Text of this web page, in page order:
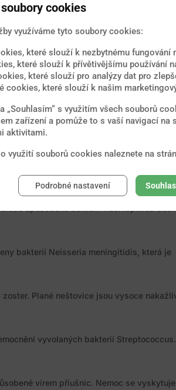
Podle statistik Světové zdravotnické
způsobené virem dengue. Označení
vyvolané bakteriemi rodu
bakterií Neisseria gonorrhoeae,
způsobená bakterií Haemophilus
bakterií Neisseria meningitidis, která je
Plané neštovice jsou vysoce
vyvolaných bakterií
virem příušnic. Nemoc se
cookies
využíváme tyto soubory cookies:
které slouží k nezbytnému fungování
které slouží k přívětivějšímu používání
které slouží pro analýzy dat pro
cookies, které slouží k našim
„Souhlasím“ s využitím všech souborů
zařízení a pomůže to s vaší navigací na
aktivitami.
využití souborů cookies naleznete na
Podrobné nastavení